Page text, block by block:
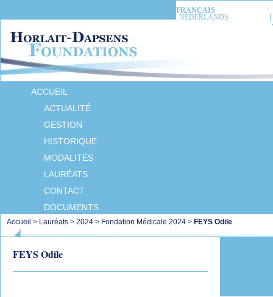
FRANÇAIS
NEDERLANDS
ACCUEIL
ACTUALITÉ
GESTION
HISTORIQUE
MODALITÉS
LAURÉATS
CONTACT
DOCUMENTS
Accueil > Lauréats > 2024 > Fondation Médicale 2024 > FEYS Odile
FEYS Odile